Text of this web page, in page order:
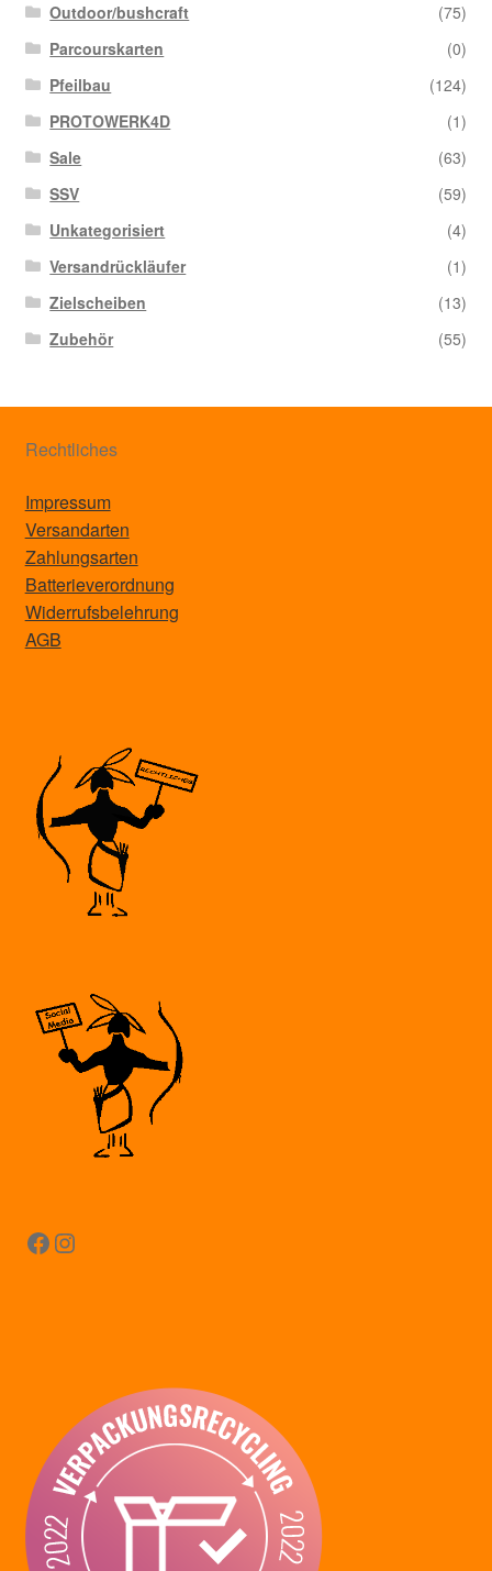
Outdoor/bushcraft
(75)
Parcourskarten
(0)
Pfeilbau
(124)
PROTOWERK4D
(1)
Sale
(63)
SSV
(59)
Unkategorisiert
(4)
Versandrückläufer
(1)
Zielscheiben
(13)
Zubehör
(55)
Rechtliches
Impressum
Versandarten
Zahlungsarten
Batterieverordnung
Widerrufsbelehrung
AGB
Facebook
Instagram